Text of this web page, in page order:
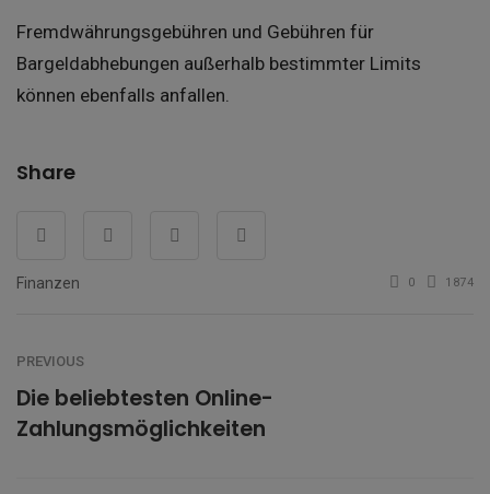
Fremdwährungsgebühren und Gebühren für
Bargeldabhebungen außerhalb bestimmter Limits
können ebenfalls anfallen.
Share
Finanzen 0 1874
PREVIOUS
Die beliebtesten Online-
Zahlungsmöglichkeiten